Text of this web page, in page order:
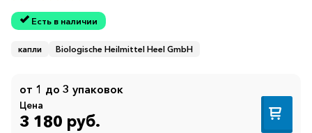
Есть в наличии
капли Biologische Heilmittel Heel GmbH
от 1 до 3 упаковок
Цена
3 180 руб.